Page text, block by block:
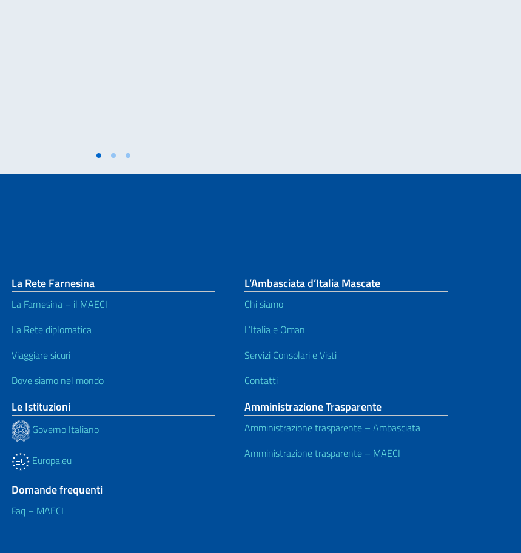
La Rete Farnesina
La Farnesina – il MAECI
La Rete diplomatica
Viaggiare sicuri
Dove siamo nel mondo
Le Istituzioni
Governo Italiano
Europa.eu
Domande frequenti
Faq – MAECI
L’Ambasciata d’Italia Mascate
Chi siamo
L’Italia e Oman
Servizi Consolari e Visti
Contatti
Amministrazione Trasparente
Amministrazione trasparente – Ambasciata
Amministrazione trasparente – MAECI